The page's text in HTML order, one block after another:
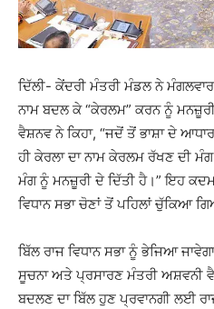
ਦਿੱਲੀ- ਕੇਂਦਰੀ ਮੰਤਰੀ ਮੰਡਲ ਨੇ
ਨਾਮ ਬਦਲ ਕੇ “ਕੇਰਲਮ” ਕਰਨ ਨੂੰ
ਵੈਸ਼ਨਵ ਨੇ ਕਿਹਾ, “ਜਦੋਂ ਤੋਂ ਭਾਸ਼ਾ ਦੇ
ਹੀ ਕੇਰਲਾ ਦਾ ਨਾਮ ਕੇਰਲਮ ਰੱਖਣ ਦੀ
ਮੰਗ ਨੂੰ ਮਨਜ਼ੂਰੀ ਦੇ ਦਿੱਤੀ ਹੈ।” ਇਹ
ਵਿਧਾਨ ਸਭਾ ਚੋਣਾਂ ਤੋਂ ਪਹਿਲਾਂ ਚੁੱਕਿਆ
ਬਿੱਲ ਰਾਜ ਵਿਧਾਨ ਸਭਾ ਨੂੰ ਭੇਜਿਆ ਜਾਵੇਗਾ
ਸੂਚਨਾ ਅਤੇ ਪ੍ਰਸਾਰਣ ਮੰਤਰੀ ਅਸ਼ਵਨੀ
ਬਦਲਣ ਦਾ ਬਿੱਲ ਹੁਣ ਪ੍ਰਵਾਨਗੀ ਲਈ